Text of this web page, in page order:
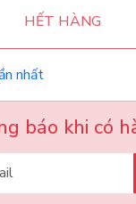
HẾT HÀNG
nhất
báo khi có